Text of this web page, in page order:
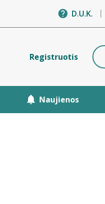
D.U.K.
Registruotis
Naujienos